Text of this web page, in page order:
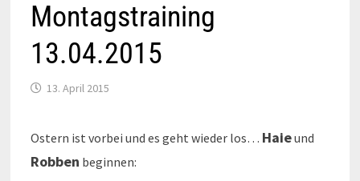
Montagstraining
13.04.2015
13. April 2015
Ostern ist vorbei und es geht wieder los… Haieund
Robben beginnen: